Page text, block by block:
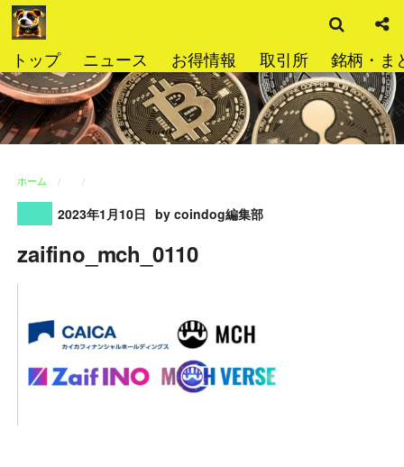
コ
ン
ン
ツ
へ
ス
トップ ニュース お得情報 取引所 銘柄・ま
索
ホーム
2023年1月10日 by coindog編集部
zaifino_mch_0110